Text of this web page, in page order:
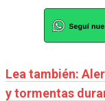
Lea también:
y tormentas